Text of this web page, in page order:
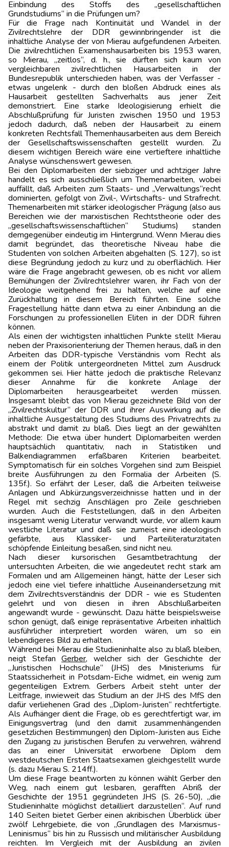
Einbindung des Stoffs des „gesellschaftlichen
Grundstudiums“ in die Prüfungen um?
Für die Frage nach Kontinuität und Wandel in der
Zivilrechtslehre der DDR gewinnbringender ist die
inhaltliche Analyse der von Mierau aufgefundenen Arbeiten.
Die zivilrechtlichen Examenshausarbeiten bis 1953 waren,
so Mierau, „zeitlos“, d. h., sie dürften sich kaum von
vergleichbaren zivilrechtlichen Hausarbeiten in der
Bundesrepublik unterschieden haben, was der Verfasser -
etwas ungelenk - durch den bloßen Abdruck eines als
Hausarbeit gestellten Sachverhalts aus jener Zeit
demonstriert. Eine starke Ideologisierung erhielt die
Abschlußprüfung für Juristen zwischen 1950 und 1953
jedoch dadurch, daß neben der Hausarbeit zu einem
konkreten Rechtsfall Themenhausarbeiten aus dem Bereich
der Gesellschaftswissenschaften gestellt wurden. Zu
diesem wichtigen Bereich wäre eine vertieftere inhaltliche
Analyse wünschenswert gewesen.
Bei den Diplomarbeiten der siebziger und achtziger Jahre
handelt es sich ausschließlich um Themenarbeiten, wobei
auffällt, daß Arbeiten zum Staats- und „Verwaltungs“recht
dominierten, gefolgt von Zivil-, Wirtschafts- und Strafrecht.
Themenarbeiten mit stärker ideologischer Prägung (also aus
Bereichen wie der marxistischen Rechtstheorie oder des
„gesellschaftswissenschaftlichen“ Studiums) standen
demgegenüber eindeutig im Hintergrund. Wenn Mierau dies
damit begründet, das theoretische Niveau habe die
Studenten von solchen Arbeiten abgehalten (S. 127), so ist
diese Begründung jedoch zu kurz und zu oberflächlich. Hier
wäre die Frage angebracht gewesen, ob es nicht vor allem
Bemühungen der Zivilrechtslehrer waren, ihr Fach von der
Ideologie weitgehend frei zu halten, welche auf eine
Zurückhaltung in diesem Bereich führten. Eine solche
Fragestellung hätte dann etwa zu einer Anbindung an die
Forschungen zu professionellen Eliten in der DDR führen
können.
Als einen der wichtigsten inhaltlichen Punkte stellt Mierau
neben der Praxisorienteriung der Themen heraus, daß in den
Arbeiten das DDR-typische Verständnis vom Recht als
einem der Politik untergeordneten Mittel zum Ausdruck
gekommen sei. Hier hätte jedoch die praktische Relevanz
dieser Annahme für die konkrete Anlage der
Diplomarbeiten herausgearbeitet werden müssen.
Insgesamt bleibt das von Mierau gezeichnete Bild von der
„Zivilrechtskultur“ der DDR und ihrer Auswirkung auf die
inhaltliche Ausgestaltung des Studiums des Privatrechts zu
abstrakt und damit zu blaß. Dies liegt an der gewählten
Methode: Die etwa über hundert Diplomarbeiten werden
hauptsächlich quantitativ, nach in Statistiken und
Balkendiagrammen erfaßbaren Kriterien bearbeitet.
Symptomatisch für ein solches Vorgehen sind zum Beispiel
breite Ausführungen zu den Formalia der Arbeiten (S.
135f.). So erfährt der Leser, daß die Arbeiten teilweise
Anlagen und Abkürzungsverzeichnisse hatten und in der
Regel mit sechzig Anschlägen pro Zeile geschrieben
wurden. Auch die Feststellungen, daß in den Arbeiten
insgesamt wenig Literatur verwandt wurde, vor allem kaum
westliche Literatur und daß sie zumeist eine ideologisch
gefärbte, aus Klassiker- und Parteiliteraturzitaten
schöpfende Einleitung besaßen, sind nicht neu.
Nach dieser kursorischen Gesamtbetrachtung der
untersuchten Arbeiten, die wie angedeutet recht stark am
Formalen und am Allgemeinen hängt, hätte der Leser sich
jedoch eine viel tiefere inhaltliche Auseinandersetzung mit
dem Zivilrechtsverständnis der DDR - wie es Studenten
gelehrt und von diesen in ihren Abschlußarbeiten
angewandt wurde - gewünscht. Dazu hätte beispielsweise
schon genügt, daß einige repräsentative Arbeiten inhaltlich
ausführlicher interpretiert worden wären, um so ein
lebendigeres Bild zu erhalten.
Während bei Mierau die Studieninhalte also zu blaß bleiben,
neigt StefanGerber, welcher sich der Geschichte der
„Juristischen Hochschule“ (JHS) des Ministeriums für
Staatssicherheit in Potsdam-Eiche widmet, ein wenig zum
gegenteiligen Extrem. Gerbers Arbeit steht unter der
Leitfrage, inwieweit das Studium an der JHS des MfS den
dafür verliehenen Grad des „Diplom-Juristen“ rechtfertigte.
Als Aufhänger dient die Frage, ob es gerechtfertigt war, im
Einigungsvertrag (und den damit zusammenhängenden
gesetzlichen Bestimmungen) den Diplom-Juristen aus Eiche
den Zugang zu juristischen Berufen zu verwehren, während
das an einer Universität erworbene Diplom dem
westdeutschen Ersten Staatsexamen gleichgestellt wurde
(s. dazu Mierau S. 214ff.).
Um diese Frage beantworten zu können wählt Gerber den
Weg, nach einem gut lesbaren, gerafften Abriß der
Geschichte der 1951 gegründeten JHS (S. 26-50), „die
Studieninhalte möglichst detailliert darzustellen“. Auf rund
140 Seiten bietet Gerber einen akribischen Überblick über
zwölf Lehrgebiete, die von „Grundlagen des Marxismus-
Leninismus“ bis hin zu Russisch und militärischer Ausbildung
reichten. Im Vergleich mit der Ausbildung an zivilen